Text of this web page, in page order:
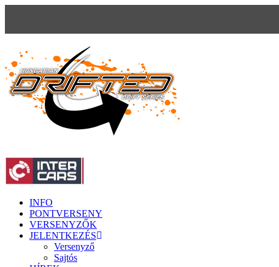
INFO
PONTVERSENY
VERSENYZŐK
JELENTKEZÉS
Versenyző
Sajtós